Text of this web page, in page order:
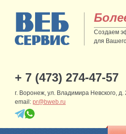
Создаем
для
+ 7 (473) 274-47-57
г. Воронеж, ул. Владимира Невского, д.
email: pr@bweb.ru